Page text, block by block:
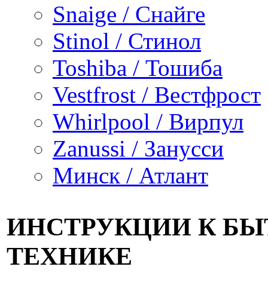
Snaige / Снайге
Stinol / Стинол
Toshiba / Тошиба
Vestfrost / Вестфрост
Whirlpool / Вирпул
Zanussi / Занусси
Минск / Атлант
ИНСТРУКЦИИ К
ТЕХНИКЕ